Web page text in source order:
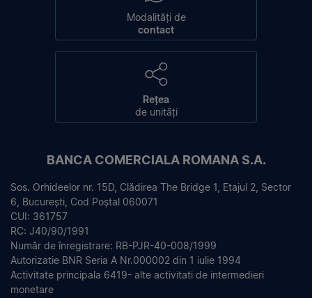
Modalități de
contact
Rețea
de unități
BANCA COMERCIALA ROMANA S.A.
Sos. Orhideelor nr. 15D, Clădirea The Bridge 1, Etajul 2, Sector
6, București, Cod Poștal 060071
CUI: 361757
RC: J40/90/1991
Număr de înregistrare: RB-PJR-40-008/1999
Autorizatie BNR Seria A Nr.000002 din 1 iulie 1994
Activitate principala 6419- alte activitati de intermedieri
monetare